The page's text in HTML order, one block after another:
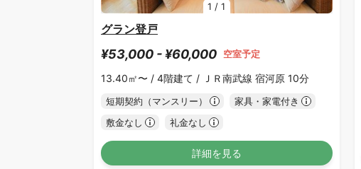
1 /1
グラン登戸
¥53,000 - ¥60,000 空室予定
13.40㎡〜 / 4階建て / ＪＲ南武線 宿河原 10分
短期契約（マンスリー）
家具・家電付き
敷金なし
礼金なし
詳細を見る